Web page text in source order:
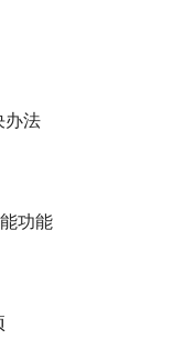
办法
功能